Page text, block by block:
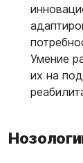
Умение
их на